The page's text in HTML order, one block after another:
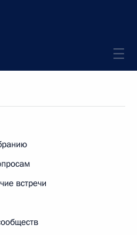
встречи